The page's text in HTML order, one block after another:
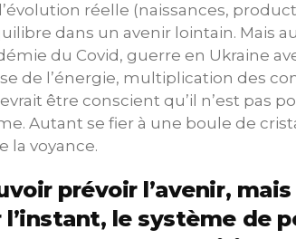
réelle (naissances,
dans un avenir lointain. Mais
du Covid, guerre en Ukraine
de l’énergie, multiplication des
être conscient qu’il n’est pas
Autant se fier à une boule de
la voyance.
prévoir l’avenir,
le système de